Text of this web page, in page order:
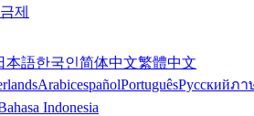
제
本語한국인简体中文繁體中文
ArabicespañolPortuguêsРусскийภา
Indonesia